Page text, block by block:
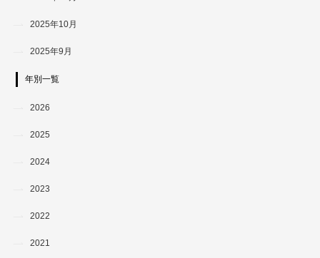
2025年10月
2025年9月
年別一覧
2026
2025
2024
2023
2022
2021